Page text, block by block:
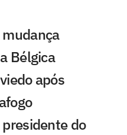
Bélgica
após
do